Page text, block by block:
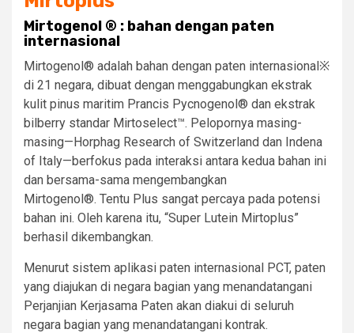
Mirtogenol ® : bahan dengan paten
internasional
Mirtogenol® adalah bahan dengan paten internasional※
di 21 negara, dibuat dengan menggabungkan ekstrak
kulit pinus maritim Prancis Pycnogenol® dan ekstrak
bilberry standar Mirtoselect™. Pelopornya masing-
masing—Horphag Research of Switzerland dan Indena
of Italy—berfokus pada interaksi antara kedua bahan ini
dan bersama-sama mengembangkan
Mirtogenol®. Tentu Plus sangat percaya pada potensi
bahan ini. Oleh karena itu, “Super Lutein Mirtoplus”
berhasil dikembangkan.
Menurut sistem aplikasi paten internasional PCT, paten
yang diajukan di negara bagian yang menandatangani
Perjanjian Kerjasama Paten akan diakui di seluruh
negara bagian yang menandatangani kontrak.